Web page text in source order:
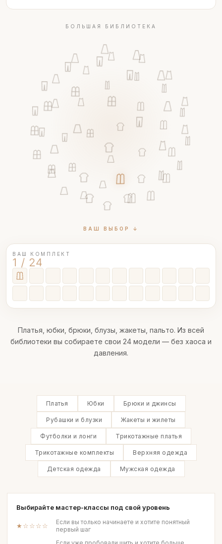
БОЛЬШАЯ БИБЛИОТЕКА
ВАШ ВЫБОР ↓
ВАШ КОМПЛЕКТ
1 / 24
Платья, юбки, брюки, блузы, жакеты, пальто. Из всей
библиотеки вы собираете свои 24 модели — без хаоса и
давления.
Платья Юбки Брюки и джинсы
Рубашки и блузки Жакеты и жилеты
Футболки и лонги Трикотажные платья
Трикотажные комплекты Верхняя одежда
Детская одежда Мужская одежда
Выбирайте мастер-классы под свой уровень
★☆☆☆☆
Если вы только начинаете и хотите понятный
первый шаг